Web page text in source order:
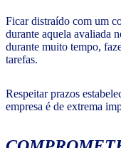
Ficar distraído com um
durante aquela avaliada
durante muito tempo,
tarefas.
Respeitar prazos
empresa é de extrema